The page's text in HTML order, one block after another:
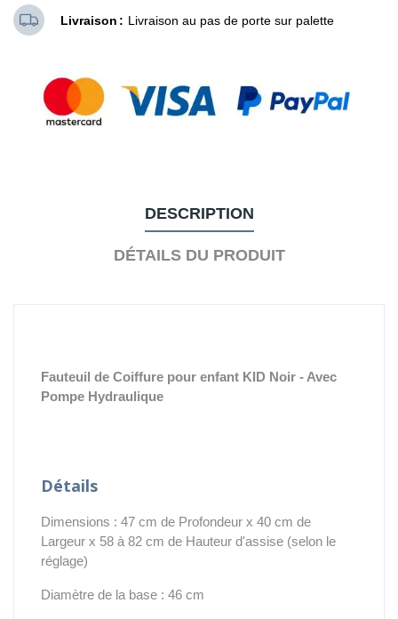
Livraison Livraison au pas de porte sur palette
DESCRIPTION
DÉTAILS DU PRODUIT
Fauteuil de Coiffure pour enfant KID Noir - Avec
Pompe Hydraulique
Détails
Dimensions : 47 cm de Profondeur x 40 cm de
Largeur x 58 à 82 cm de Hauteur d'assise (selon le
réglage)
Diamètre de la base : 46 cm